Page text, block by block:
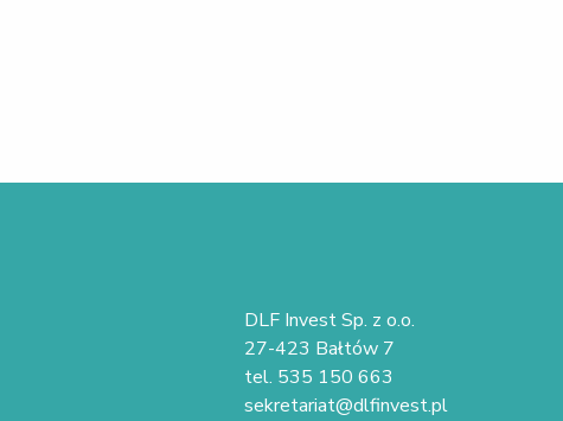
DLF Invest Sp. z o.o.
27-423 Bałtów 7
tel. 535 150 663
sekretariat@dlfinvest.pl